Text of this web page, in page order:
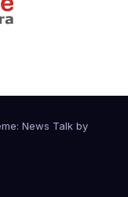
News Talk by